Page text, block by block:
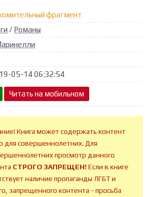
фрагмент
/ Романы
05-14 06:32:54
Читать на мобильном
Книга может содержать контент
для совершеннолетних. Для
просмотр данного
СТРОГО ЗАПРЕЩЕН!Если в книге
наличие пропаганды ЛГБТ и
запрещенного контента - просьба